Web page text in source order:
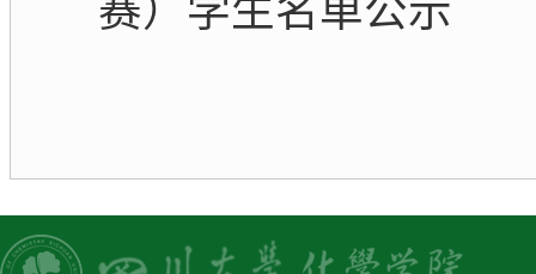
赛）学生名单公示